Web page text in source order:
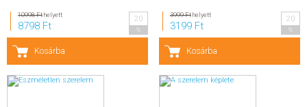
10998 Fthelyett
8798 Ft
20
Kosárba
3999 Fthelyett
3199 Ft
20
Kosárba